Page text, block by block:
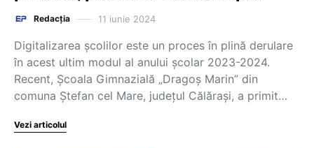
Redacția 11 iunie 2024
Digitalizarea școlilor este un proces în plină derulare
în acest ultim modul al anului școlar 2023-2024.
Recent, Școala Gimnazială „Dragoș Marin” din
comuna Ștefan cel Mare, județul Călărași, a primit…
Vezi articolul